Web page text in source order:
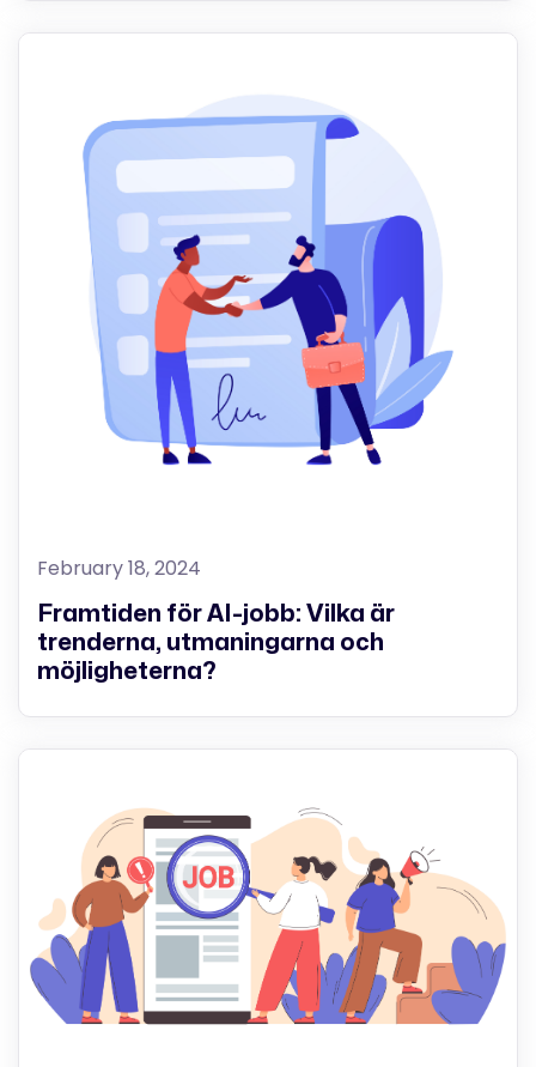
February 18, 2024
Framtiden för AI-jobb: Vilka är
trenderna, utmaningarna och
möjligheterna?